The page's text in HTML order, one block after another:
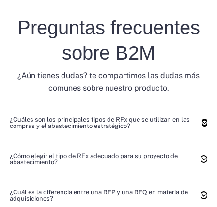
Preguntas frecuentes
sobre B2M
¿Aún tienes dudas? te compartimos las dudas más
comunes sobre nuestro producto.
¿Cuáles son los principales tipos de RFx que se utilizan en las
compras y el abastecimiento estratégico?
¿Cómo elegir el tipo de RFx adecuado para su proyecto de
abastecimiento?
¿Cuál es la diferencia entre una RFP y una RFQ en materia de
adquisiciones?